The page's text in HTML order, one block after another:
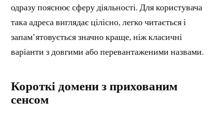
одразу пояснює сферу діяльності. Для користувача
така адреса виглядає цілісно, легко читається і
запам’ятовується значно краще, ніж класичні
варіанти з довгими або перевантаженими назвами.
Короткі домени з прихованим
сенсом